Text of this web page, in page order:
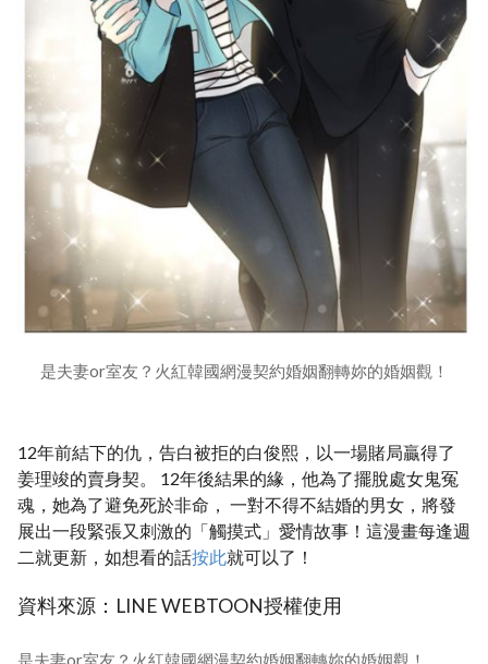
是夫妻or室友？火紅韓國網漫契約婚姻翻轉妳的婚姻觀！
12年前結下的仇，告白被拒的白俊熙，以一場賭局贏得了
姜理竣的賣身契。 12年後結果的緣，他為了擺脫處女鬼冤
魂，她為了避免死於非命， 一對不得不結婚的男女，將發
展出一段緊張又刺激的「觸摸式」愛情故事！這漫畫每逢週
二就更新，如想看的話按此就可以了！
資料來源：LINE WEBTOON授權使用
是夫妻or室友？火紅韓國網漫契約婚姻翻轉妳的婚姻觀！